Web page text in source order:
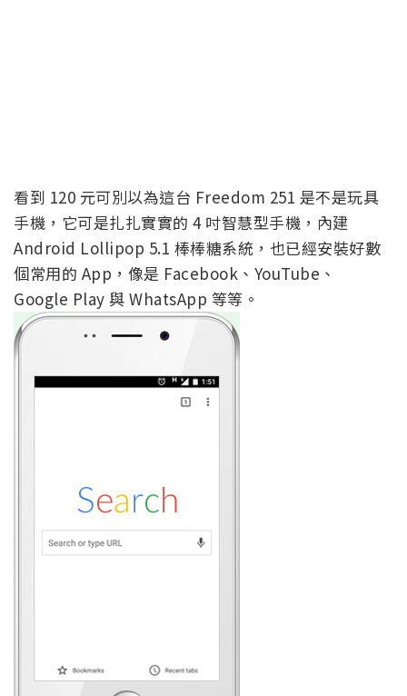
看到 120 元可別以為這台 Freedom 251 是不是玩具
手機，它可是扎扎實實的 4 吋智慧型手機，內建
Android Lollipop 5.1 棒棒糖系統，也已經安裝好數
個常用的 App，像是 Facebook、YouTube、
Google Play 與 WhatsApp 等等。